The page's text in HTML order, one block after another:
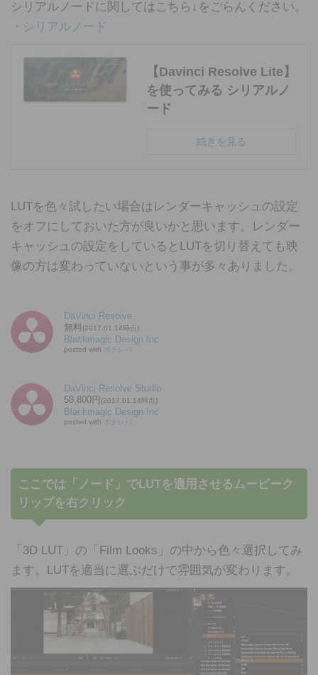
シリアルノードに関してはこちら↓をごらんください。
・シリアルノード
【Davinci Resolve Lite】
を使ってみる シリアルノ
ード
続きを見る
LUTを色々試したい場合はレンダーキャッシュの設定
をオフにしておいた方が良いかと思います。レンダー
キャッシュの設定をしているとLUTを切り替えても映
像の方は変わっていないという事が多々ありました。
DaVinci Resolve
無料(2017.01.14時点)
Blackmagic Design Inc
posted with ポチレバ
DaVinci Resolve Studio
58,800円 (2017.01.14時点)
Blackmagic Design Inc
posted with ポチレバ
ここでは「ノード」でLUTを適用させるムービーク
リップを右クリック
「3D LUT」の「Film Looks」の中から色々選択してみ
ます。LUTを適当に選ぶだけで雰囲気が変わります。